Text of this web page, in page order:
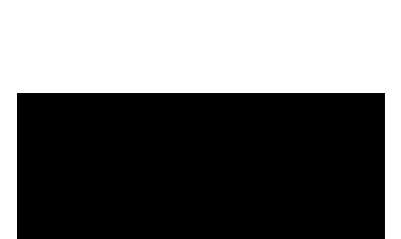
Reproductor